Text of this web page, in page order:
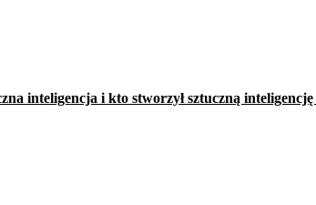
inteligencja i kto stworzył sztuczną